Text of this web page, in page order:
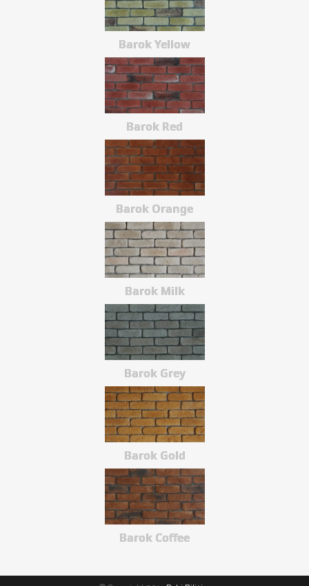
Barok Yellow
Barok Red
Barok Orange
Barok Milk
Barok Grey
Barok Gold
Barok Coffee